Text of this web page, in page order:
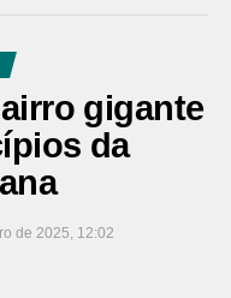
gigante
da
de 2025, 12:02